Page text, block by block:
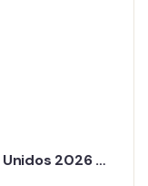
2026 -